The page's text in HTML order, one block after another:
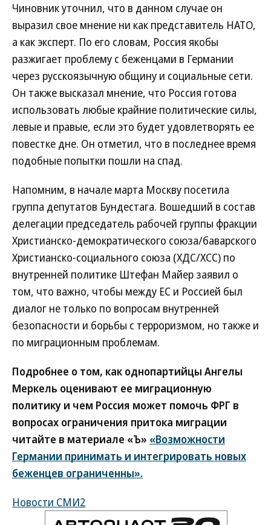
Чиновник уточнил, что в данном случае он
выразил свое мнение ни как представитель НАТО,
а как эксперт. По его словам, Россия якобы
разжигает проблему с беженцами в Германии
через русскоязычную общину и социальные сети.
Он также высказал мнение, что Россия готова
использовать любые крайние политические силы,
левые и правые, если это будет удовлетворять ее
повестке дне. Он отметил, что в последнее время
подобные попытки пошли на спад.
Напомним, в начале марта Москву посетила
группа депутатов Бундестага. Вошедший в состав
делегации председатель рабочей группы фракции
Христианско-демократического союза/баварского
Христианско-социального союза (ХДС/ХСС) по
внутренней политике Штефан Майер заявил о
том, что важно, чтобы между ЕС и Россией был
диалог не только по вопросам внутренней
безопасности и борьбы с терроризмом, но также и
по миграционным проблемам.
Подробнее о том, как однопартийцы Ангелы
Меркель оценивают ее миграционную
политику и чем Россия может помочь ФРГ в
вопросах ограничения притока миграции
читайте в материале «Ъ» «Возможности
Германии принимать и интегрировать новых
беженцев ограниченны».
Новости СМИ2